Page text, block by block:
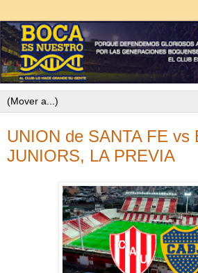
UNION de SANTA FE vs
JUNIORS, LA PREVIA